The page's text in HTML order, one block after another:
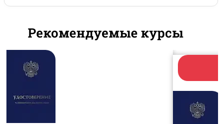
Рекомендуемые курсы